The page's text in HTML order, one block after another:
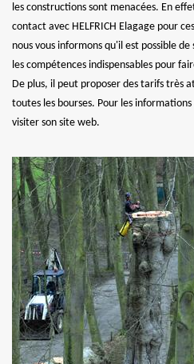
les constructions sont menacées. En
contact avec HELFRICH Elagage pour
nous vous informons qu'il est possible de
les compétences indispensables pour
De plus, il peut proposer des tarifs très
toutes les bourses. Pour les
visiter son site web.